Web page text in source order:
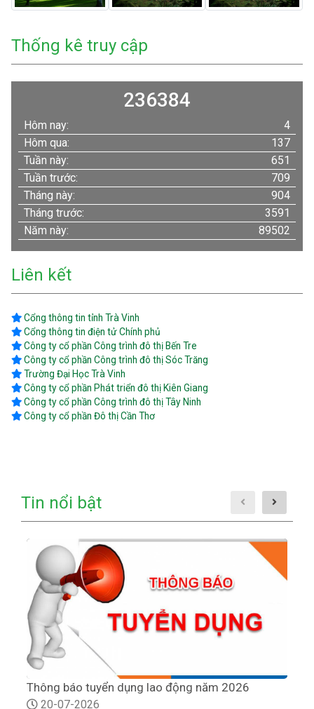
Thống kê truy cập
236384
Hôm nay:
4
Hôm qua:
137
Tuần này:
651
Tuần trước:
709
Tháng này:
904
Tháng trước:
3591
Năm này:
89502
Liên kết
Cổng thông tin tỉnh Trà Vinh
Cổng thông tin điện tử Chính phủ
Công ty cổ phần Công trình đô thị Bến Tre
Công ty cổ phần Công trình đô thị Sóc Trăng
Trường Đại Học Trà Vinh
Công ty cổ phần Phát triển đô thị Kiên Giang
Công ty cổ phần Công trình đô thị Tây Ninh
Công ty cổ phần Đô thị Cần Thơ
Tin nổi bật
Thông báo tuyển dụng lao động năm 2026
20-07-2026